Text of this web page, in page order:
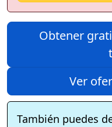
Obtener
Ver
También puedes